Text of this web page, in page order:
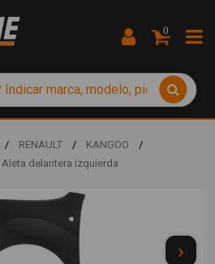
0
/ RENAULT / KANGOO
/
Aleta delantera izquierda
›